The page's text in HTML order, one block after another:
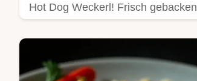
Hot Dog Weckerl! Frisch gebacken